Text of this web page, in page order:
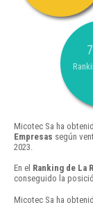
Micotec Sa ha
Empresas según
2023.
En el Ranking de La
conseguido la
Micotec Sa ha